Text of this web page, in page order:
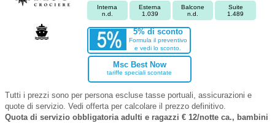
Interna
n.d.
Esterna
1.039
Balcone
n.d.
Suite
1.489
5% di sconto
Formula il preventivo
e vedi lo sconto.
Msc Best Now
tariffe speciali scontate
Tutti i prezzi sono per persona escluse tasse portuali, assicurazioni e
quote di servizio. Vedi offerta per calcolare il prezzo definitivo.
Quota di servizio obbligatoria adulti e ragazzi € 12/notte ca., bambini